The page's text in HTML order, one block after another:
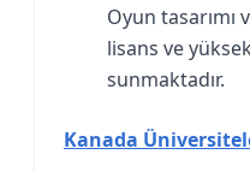
Oyun tasarımı
lisans ve
sunmaktadır.
Kanada